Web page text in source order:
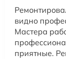
видно
Мастера
приятные.